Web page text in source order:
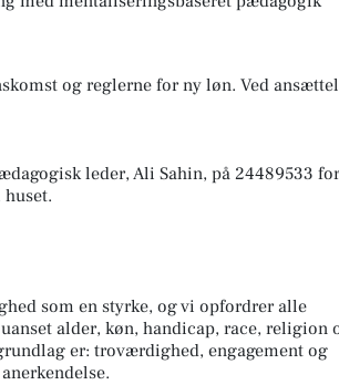
og reglerne for ny løn. Ved
leder, Ali Sahin, på 24489533
som en styrke, og vi opfordrer alle
alder, køn, handicap, race, religion
er: troværdighed, engagement og